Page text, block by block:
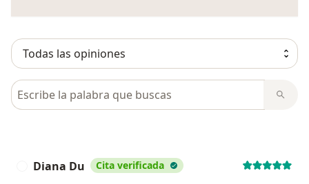
Busca en opiniones
Diana Du Cita verificada